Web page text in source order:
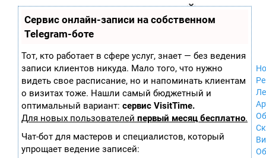
Сервис онлайн-записи на собственном
Telegram-боте
Тот, кто работает в сфере услуг, знает — без ведения
записи клиентов никуда. Мало того, что нужно
видеть свое расписание, но и напоминать клиентам
о визитах тоже. Нашли самый бюджетный и
оптимальный вариант: сервис VisitTime.
Для новых пользователей первый месяц бесплатно.
Чат-бот для мастеров и специалистов, который
упрощает ведение записей:
играх
ла
ор
ы
Xbox 360
Nintendo Wii
Nintendo
GameCube
PlayStation
PlayStation 3
Nintendo 64
Sega Dreamcast